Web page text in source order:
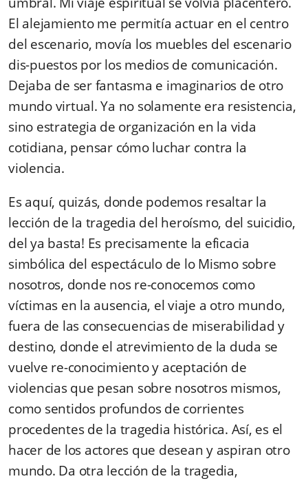
El alejamiento me permitía actuar en el centro
del escenario, movía los muebles del escenario
dis-puestos por los medios de comunicación.
Dejaba de ser fantasma e imaginarios de otro
mundo virtual. Ya no solamente era resistencia,
sino estrategia de organización en la vida
cotidiana, pensar cómo luchar contra la
violencia.
Es aquí, quizás, donde podemos resaltar la
lección de la tragedia del heroísmo, del suicidio,
del ya basta! Es precisamente la eficacia
simbólica del espectáculo de lo Mismo sobre
noso­tros, donde nos re-conocemos como
víctimas en la ausencia, el viaje a otro mundo,
fuera de las consecuencias de miserabilidad y
destino, donde el atrevimiento de la duda se
vuelve re-conocimiento y aceptación de
violencias que pesan sobre nosotros mismos,
como sentidos profundos de corrientes
procedentes de la tragedia histórica. Así, es el
hacer de los actores que desean y aspiran otro
mundo. Da otra lección de la tragedia,